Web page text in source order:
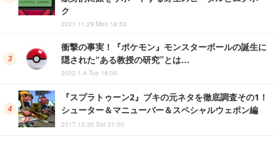
ク
2021.11.29 Mon 18:53
衝撃の事実！『ポケモン』モンスターボールの誕生に
隠された“ある教授の研究”とは…
2022.1.4 Tue 16:00
『スプラトゥーン2』ブキの元ネタを徹底調査その1！
シューター＆マニューバー＆スペシャルウェポン編
2017.12.30 Sat 21:00